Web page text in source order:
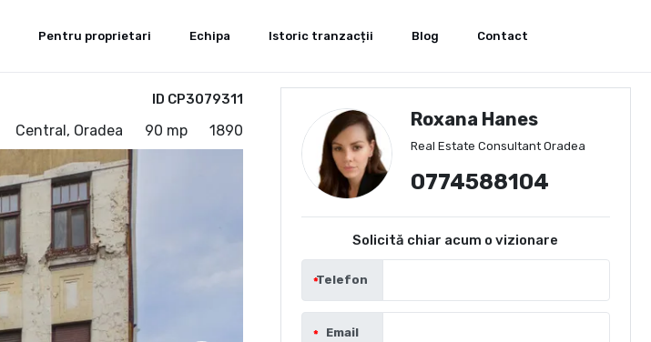
Pentru proprietari Echipa Istoric tranzacții Blog Contact
ID CP3079311
Central, Oradea 90 mp 1890
Roxana Hanes
Real Estate Consultant Oradea
0774588104
Solicită chiar acum o vizionare
Telefon
Email